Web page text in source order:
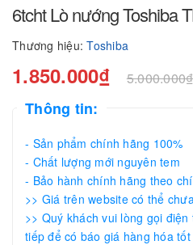
6tcht Lò nướng Toshiba
Thương hiệu: Toshiba
1.850.000₫ 5.000.000₫
Thông tin:
- Sản phẩm chính hãng 100%
- Chất lượng mới nguyên tem
- Bảo hành chính hãng theo
>> Giá trên website có thể
>> Quý khách vui lòng gọi
tiếp để có báo giá hàng hóa